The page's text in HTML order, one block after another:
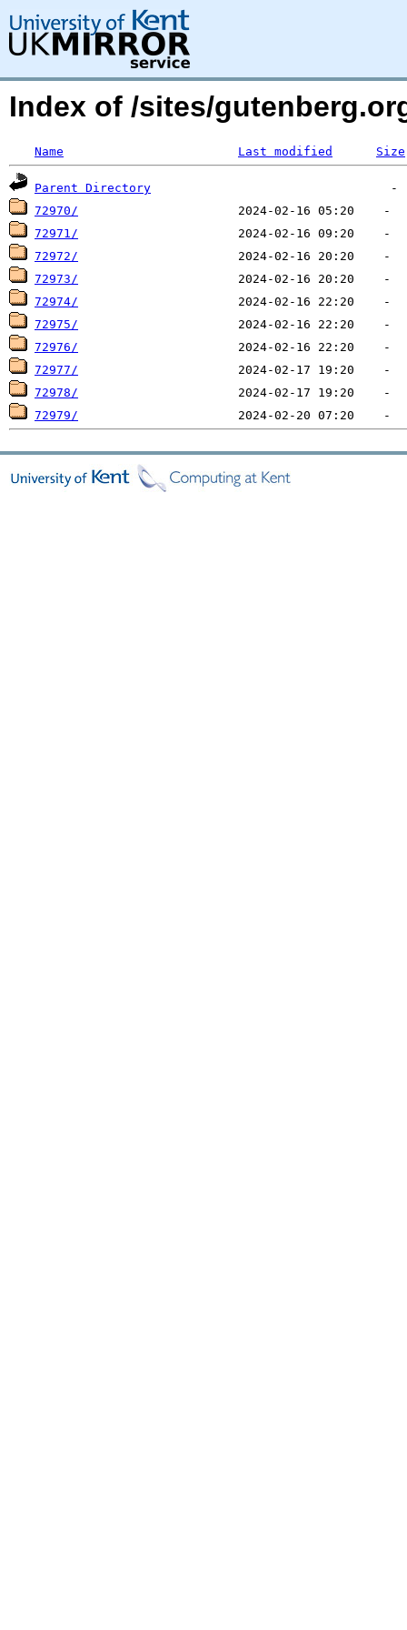
Index of /sites/
Name Last modified Size
Parent Directory
72970/
72971/
72972/
72973/
72974/
72975/
72976/
72977/
72978/
72979/